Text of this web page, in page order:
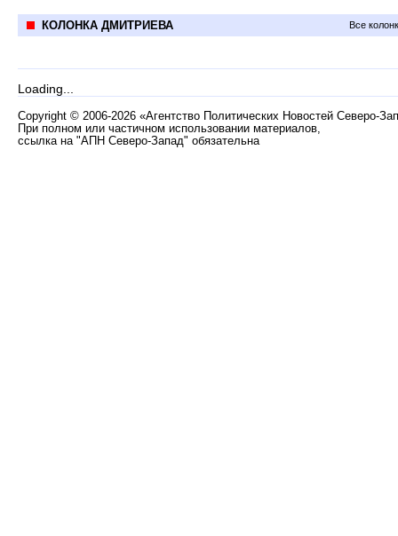
КОЛОНКА ДМИТРИЕВА Все
Loading...
Copyright © 2006-2026 «Агентство Политических Новостей Северо-
При полном или частичном использовании материалов,
ссылка на "АПН Северо-Запад" обязательна